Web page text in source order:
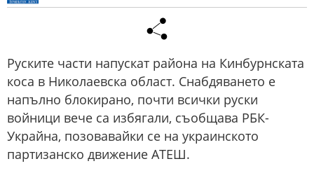
Руските части напускат района на Кинбурнската
коса в Николаевска област. Снабдяването е
напълно блокирано, почти всички руски
войници вече са избягали, съобщава РБК-
Украйна, позовавайки се на украинското
партизанско движение АТЕШ.